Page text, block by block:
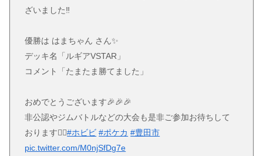
ざいました‼️
優勝は はまちゃん さん✨
デッキ名「ルギアVSTAR」
コメント「たまたま勝てました」
おめでとうございます🎉🎉🎉
非公認やジムバトルなどの大会も是非ご参加お待ちして
おります🙇‍♀️#ホビビ #ポケカ #豊田市
pic.twitter.com/M0njSfDg7e